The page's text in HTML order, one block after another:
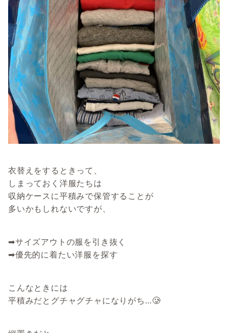
衣替えをするときって、
しまっておく洋服たちは
収納ケースに平積みで保管することが
多いかもしれないですが、
➡︎サイズアウトの服を引き抜く
➡︎優先的に着たい洋服を探す
こんなときには
平積みだとグチャグチャになりがち…🥲